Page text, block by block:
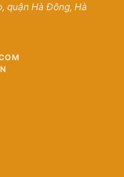
quận Hà Đông, Hà